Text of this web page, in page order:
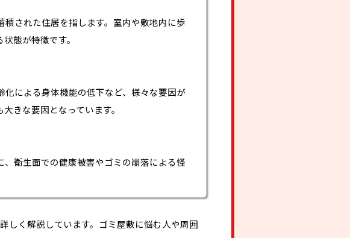
された住居を指します。室内や敷地内に歩
態が特徴です。
による身体機能の低下など、様々な要因が
きな要因となっています。
衛生面での健康被害やゴミの崩落による怪
しく解説しています。ゴミ屋敷に悩む人や周囲